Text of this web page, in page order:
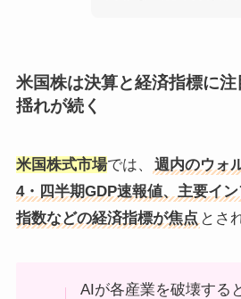
米国株は決算と経済指標に
揺れが続く
米国株式市場では、
週内のウォ
4・四半期GDP速報値、主要イ
指数などの経済指標が焦点 とさ
AIが各産業を破壊する